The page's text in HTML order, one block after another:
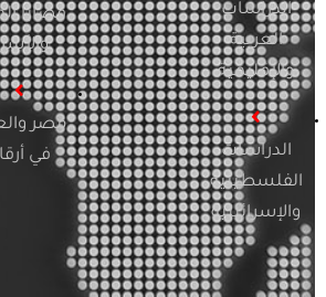
الدراسات
العربية
والإقليمية
الدراسات
الفلسطينية
والإسرائيلية
قضايا
والأسرة
مصر
في أرقام